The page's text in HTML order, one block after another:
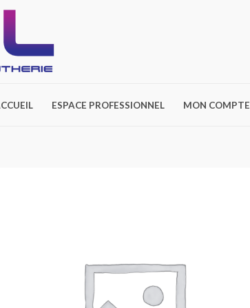
ESPACE PROFESSIONNEL MON COMPTE